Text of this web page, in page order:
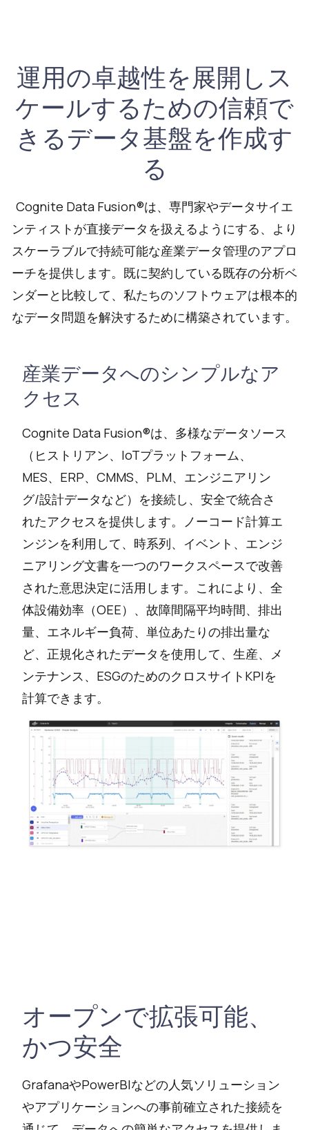
運用の卓越性を展開しス
ケールするための信頼で
きるデータ基盤を作成す
る
Cognite Data Fusion®は、専門家やデータサイエ
ンティストが直接データを扱えるようにする、より
スケーラブルで持続可能な産業データ管理のアプロ
ーチを提供します。既に契約している既存の分析ベ
ンダーと比較して、私たちのソフトウェアは根本的
なデータ問題を解決するために構築されています。
産業データへのシンプルなア
クセス
Cognite Data Fusion®は、多様なデータソース
（ヒストリアン、IoTプラットフォーム、
MES、ERP、CMMS、PLM、エンジニアリン
グ/設計データなど）を接続し、安全で統合さ
れたアクセスを提供します。ノーコード計算エ
ンジンを利用して、時系列、イベント、エンジ
ニアリング文書を一つのワークスペースで改善
された意思決定に活用します。これにより、全
体設備効率（OEE）、故障間隔平均時間、排出
量、エネルギー負荷、単位あたりの排出量な
ど、正規化されたデータを使用して、生産、メ
ンテナンス、ESGのためのクロスサイトKPIを
計算できます。
オープンで拡張可能、
かつ安全
GrafanaやPowerBIなどの人気ソリューション
やアプリケーションへの事前確立された接続を